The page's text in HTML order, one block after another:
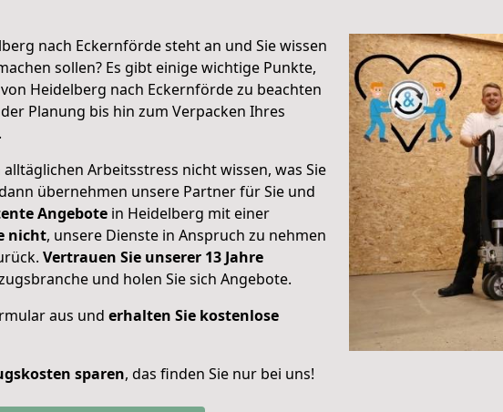
nach Eckernförde steht an und Sie wissen
sollen? Es gibt einige wichtige Punkte,
Heidelberg nach Eckernförde zu beachten
Planung bis hin zum Verpacken Ihres
Arbeitsstress nicht wissen, was Sie
übernehmen unsere Partner für Sie und
Angebote in Heidelberg mit einer
nicht, unsere Dienste in Anspruch zu nehmen
Vertrauen Sie unserer 13 Jahre
und holen Sie sich Angebote.
aus und erhalten Sie kostenlose
sparen, das finden Sie nur bei uns!